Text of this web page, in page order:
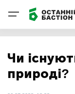
Чи
природі?